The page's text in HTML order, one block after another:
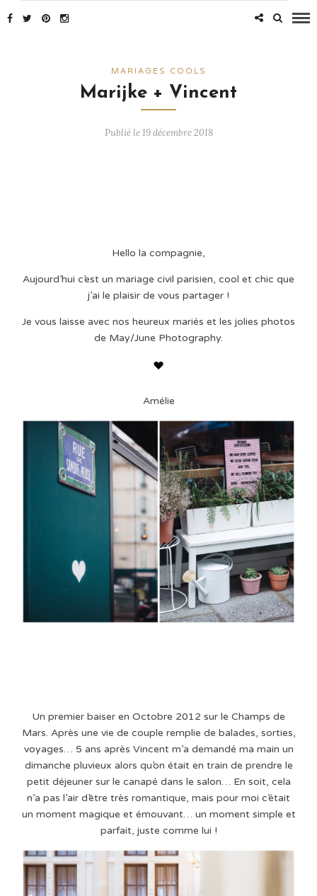
MARIAGES COOLS
Marijke + Vincent
Publié le 19 décembre 2018
Hello la compagnie,
Aujourd’hui c’est un mariage civil parisien, cool et chic que
j’ai le plaisir de vous partager !
Je vous laisse avec nos heureux mariés et les jolies photos
de May/June Photography.
Amélie
Un premier baiser en Octobre 2012 sur le Champs de
Mars. Après une vie de couple remplie de balades, sorties,
voyages… 5 ans après Vincent m’a demandé ma main un
dimanche pluvieux alors qu’on était en train de prendre le
petit déjeuner sur le canapé dans le salon… En soit, cela
n’a pas l’air d’être très romantique, mais pour moi c’était
un moment magique et émouvant… un moment simple et
parfait, juste comme lui !